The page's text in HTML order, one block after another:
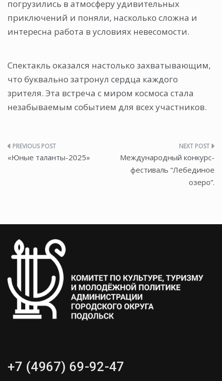
погрузились в атмосферу удивительных
приключений и поняли, насколько сложна и
интересна работа в условиях невесомости.
Спектакль оказался настолько захватывающим,
что буквально затронул сердца каждого
зрителя. Эта встреча с миром космоса стала
незабываемым событием для всех участников.
Навигация
«Юные таланты-2025»
Международный конкурс-
фестиваль “Лебединое
озеро”.
+7 (4967) 69-92-47